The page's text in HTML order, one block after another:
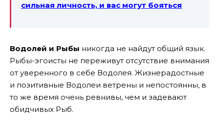
сильная личность, и вас могут бояться
Водолей и Рыбы никогда не найдут общий язык.
Рыбы-эгоисты не переживут отсутствие внимания
от уверенного в себе Водолея. Жизнерадостные
и позитивные Водолеи ветрены и непостоянны, в
то же время очень ревнивы, чем и задевают
обидчивых Рыб.